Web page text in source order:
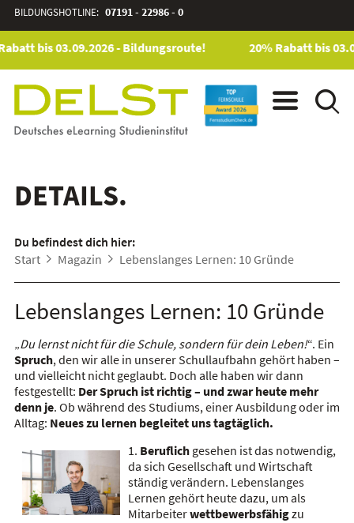
BILDUNGSHOTLINE: 07191 - 22986 - 0
bis 03.09.2026 - Bildungsroute! 20% Rabatt bis
DETAILS.
Du befindest dich hier:
Start
Magazin Lebenslanges Lernen: 10 Gründe
Lebenslanges Lernen: 10 Gründe
„Du lernst nicht für die Schule, sondern für dein Leben!“. Ein
Spruch, den wir alle in unserer Schullaufbahn gehört haben –
und vielleicht nicht geglaubt. Doch alle haben wir dann
festgestellt: Der Spruch ist richtig – und zwar heute mehr
denn je. Ob während des Studiums, einer Ausbildung oder im
Alltag: Neues zu lernen begleitet uns tagtäglich.
1. Beruflichgesehen ist das notwendig,
da sich Gesellschaft und Wirtschaft
ständig verändern. Lebenslanges
Lernen gehört heute dazu, um als
Mitarbeiterwettbewerbsfähigzu